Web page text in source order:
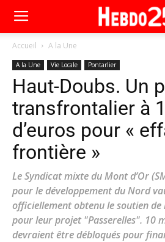
Accueil A la Une
A la Une Vie Locale Pontarlier
Haut-Doubs. Un
transfrontalier à
d’euros pour «
frontière »
Le Syndicat mixte du Mont d’Or
pour le développement du Nord
officiellement obtenu le soutien de
pour leur projet "Passerelles". 10
devraient être débloqués pour